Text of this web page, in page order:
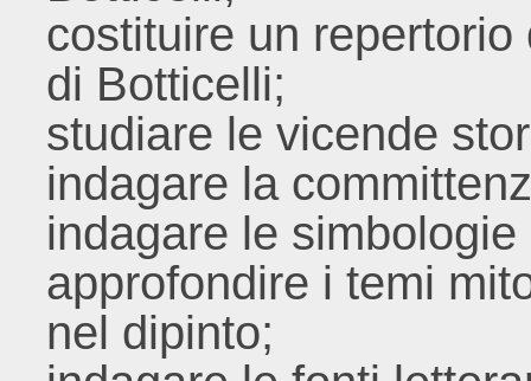
costituire un
di Botticelli;
studiare le vicende
indagare la
indagare le
approfondire i temi
nel dipinto;